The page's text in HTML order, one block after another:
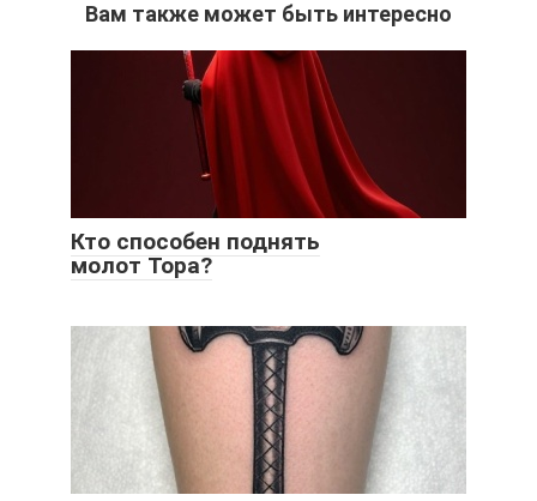
Вам также может быть интересно
Кто способен поднять
молот Тора?